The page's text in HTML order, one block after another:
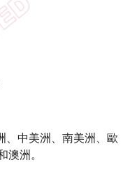
、中美洲、南美洲、歐
澳洲。